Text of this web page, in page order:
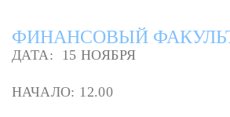
ФИНАНСОВЫЙ
ДАТА: 15 НОЯБРЯ
НАЧАЛО: 12.00